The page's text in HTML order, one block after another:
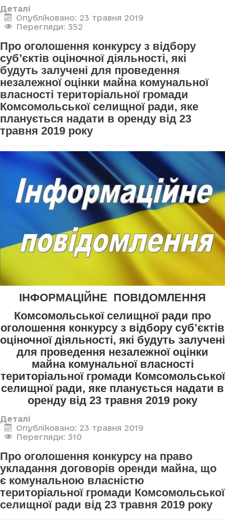
Деталі
Опубліковано: 23 травня 2019
Перегляди: 352
Про оголошення конкурсу з відбору
суб’єктів оціночної діяльності, які
будуть залучені для проведення
незалежної оцінки майна комунальної
власності територіальної громади
Комсомольської селищної ради, яке
планується надати в оренду від 23
травня 2019 року
ІНФОРМАЦІЙНЕ ПОВІДОМЛЕННЯ
Комсомольської селищної ради про
оголошення конкурсу з відбору суб’єктів
оціночної діяльності, які будуть залучені
для проведення незалежної оцінки
майна комунальної власності
територіальної громади Комсомольської
селищної ради, яке планується надати в
оренду від 23 травня 2019 року
Деталі
Опубліковано: 23 травня 2019
Перегляди: 310
Про оголошення конкурсу на право
укладання договорів оренди майна, що
є комунальною власністю
територіальної громади Комсомольської
селищної ради від 23 травня 2019 року